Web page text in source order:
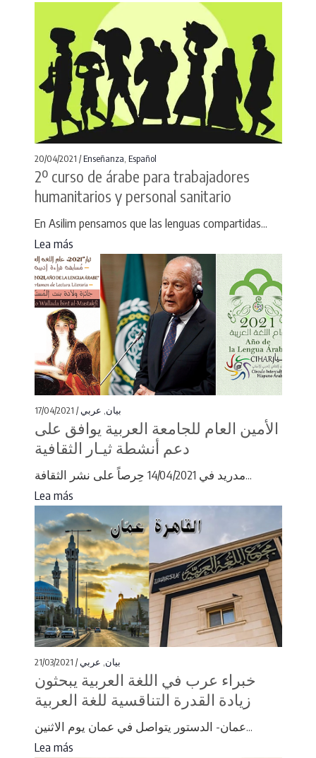
20/04/2021 /Enseñanza Español
2º curso de árabe para trabajadores
humanitarios y personal sanitario
En Asilim pensamos que las lenguas compartidas...
Lea más
17/04/2021 / بيان عربي
الأمين العام للجامعة العربية يوافق على
دعم أنشطة ثيـار الثقافية
مدريد في 14/04/2021 حِرصاً على نشر الثقافة...
Lea más
21/03/2021 / بيان عربي
خبراء عرب في اللغة العربية يبحثون
زيادة القدرة التناقسية للغة العربية
عمان- الدستور يتواصل في عمان يوم الاثنين...
Lea más